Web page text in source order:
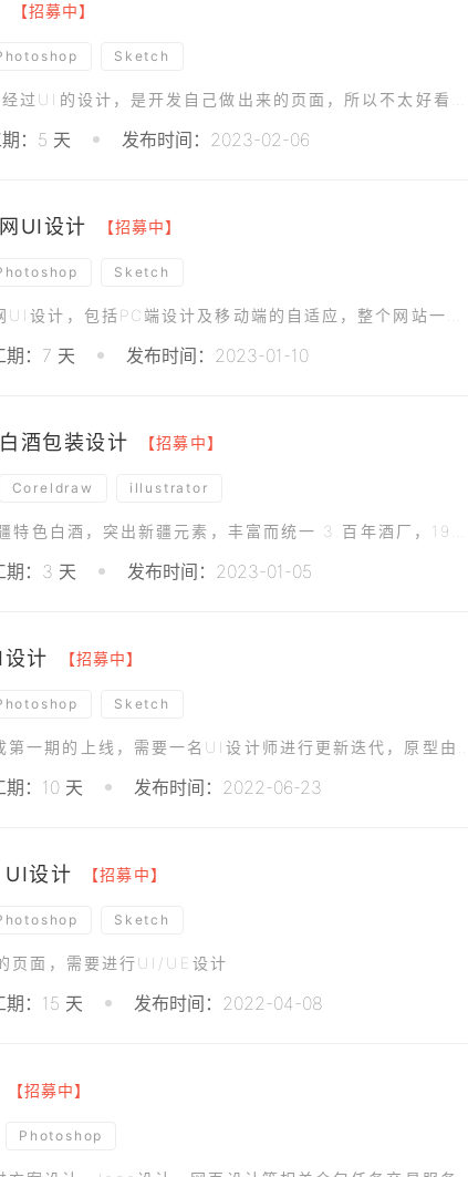
【招募中】
Sketch
：5 天 发布时间：2023-02-06
UI设计 【招募中】
Sketch
期：7 天 发布时间：2023-01-10
酒包装设计 【招募中】
Coreldraw illustrator
期：3 天 发布时间：2023-01-05
计 【招募中】
Sketch
期：10 天 发布时间：2022-06-23
UI设计 【招募中】
Sketch
页面，需要进行UI/UE设计
期：15 天 发布时间：2022-04-08
【招募中】
Photoshop